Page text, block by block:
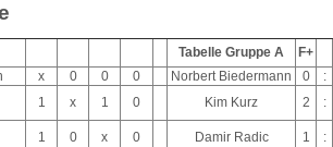
Tabelle Gruppe A
F+
x 0 0 0 Norbert Biedermann 0
:
1 x 1 0 Kim Kurz 2 :
1 0 x 0 Damir Radic 1 :